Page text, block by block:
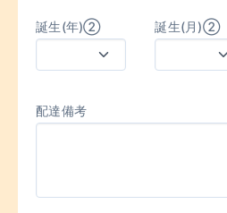
誕生(年)② 誕生(月)②
配達備考